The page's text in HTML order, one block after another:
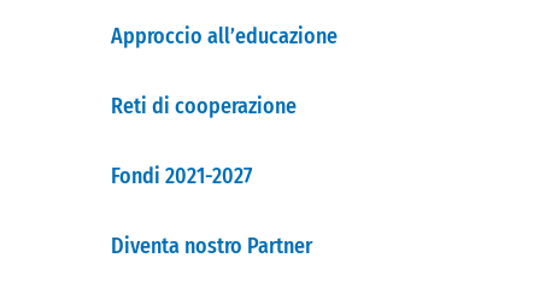
Approccio all’educazione
Reti di cooperazione
Fondi 2021-2027
Diventa nostro Partner